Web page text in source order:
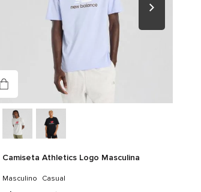
Camiseta Athletics Logo Masculina
Masculino Casual